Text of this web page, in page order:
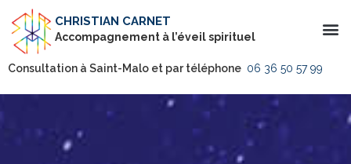
CHRISTIAN CARNET
Accompagnement à l’éveil spirituel
Consultation à Saint-Malo et par téléphone 06 36 50 57 99